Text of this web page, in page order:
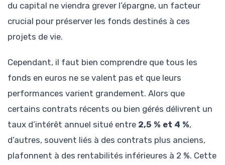
du capital ne viendra grever l’épargne, un facteur
crucial pour préserver les fonds destinés à ces
projets de vie.
Cependant, il faut bien comprendre que tous les
fonds en euros ne se valent pas et que leurs
performances varient grandement. Alors que
certains contrats récents ou bien gérés délivrent un
taux d’intérêt annuel situé entre 2,5 % et 4 %,
d’autres, souvent liés à des contrats plus anciens,
plafonnent à des rentabilités inférieures à 2 %. Cette